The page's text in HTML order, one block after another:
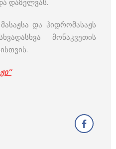
დაზელვას.
და ჰიდრომასაჟს
მონაკვეთის